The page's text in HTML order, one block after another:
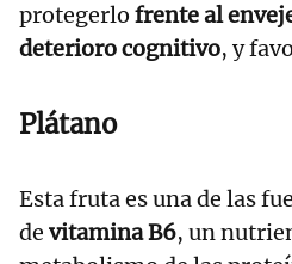
protegerlo frente al
deterioro cognitivo, y
Plátano
Esta fruta es una de las
de vitamina B6, un